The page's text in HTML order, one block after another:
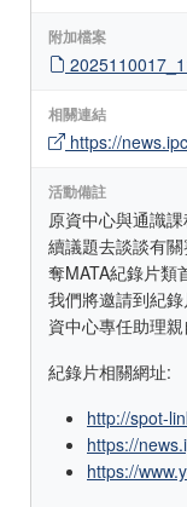
附加檔案
相關連結
https://
活動備註
原資中心與通識
續議題去談談有
奪MATA紀錄片類
我們將邀請到紀
資中心專任助理
紀錄片相關網址:
http://spot-
https://
https://